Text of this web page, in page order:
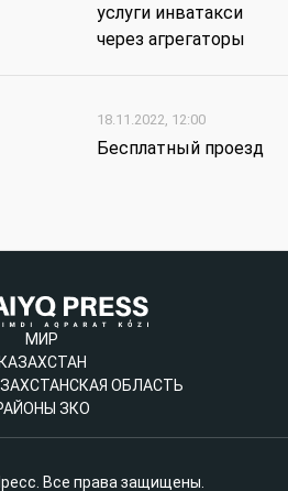
услуги инватакси
через агрегаторы
18.11.2022, 12:00
Бесплатный проезд
МИР
КАЗАХСТАН
ОБЛАСТЬ
ЗКО
Все права защищены.